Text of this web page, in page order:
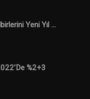
Yeni Yıl ...
%2+3